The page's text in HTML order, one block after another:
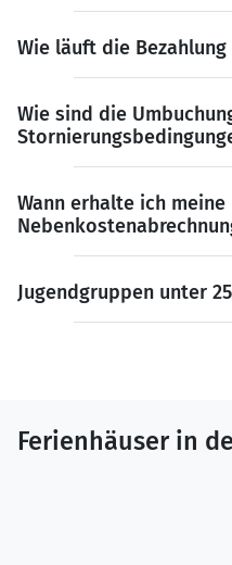
Wie läuft die Bezahlung
Wie sind die
Wann erhalte ich meine
Jugendgruppen unter
Ferienhäuser in